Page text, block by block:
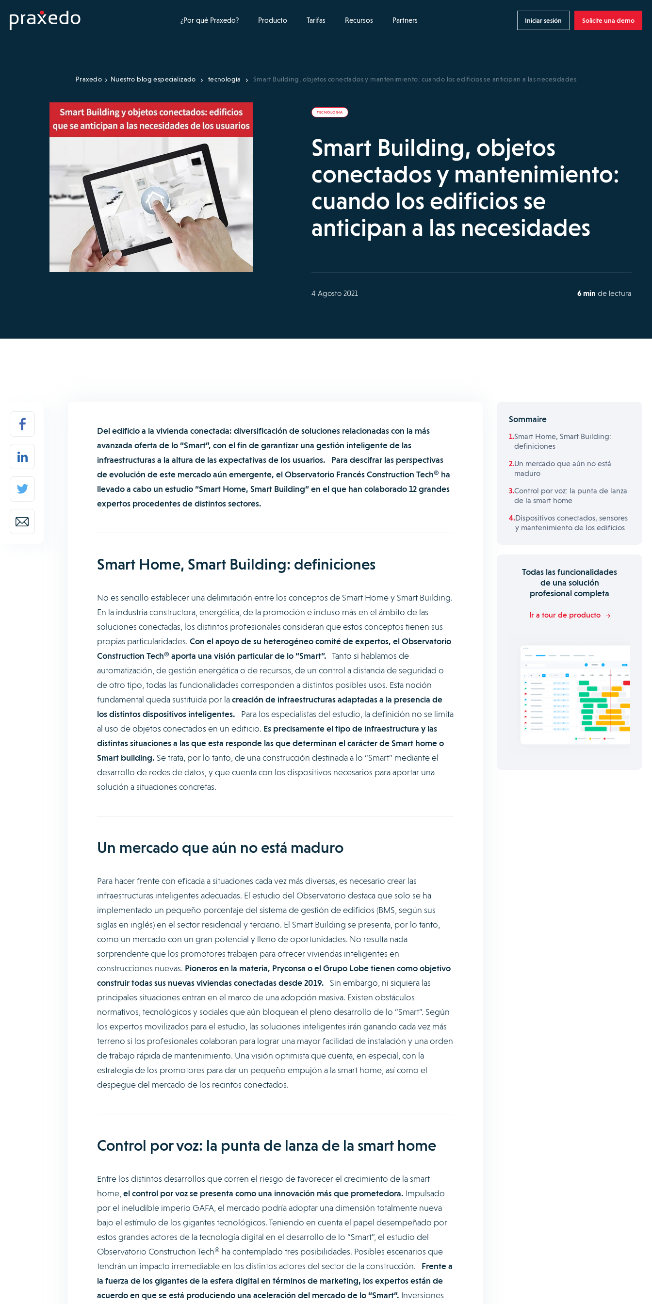
¿Por qué Praxedo? Producto Tarifas Recursos Partners Iniciar sesión Solicite una demo
Praxedo Nuestro blog especializado tecnología Smart Building, objetos conectados y mantenimiento: cuando los edificios se anticipan a las necesidades
TECNOLOGÍA
Smart Building, objetos
conectados y mantenimiento:
cuando los edificios se
anticipan a las necesidades
4 Agosto 2021 6 min de lectura
Del edificio a la vivienda conectada: diversificación de soluciones relacionadas con la más
avanzada oferta de lo “Smart”, con el fin de garantizar una gestión inteligente de las
infraestructuras a la altura de las expectativas de los usuarios. Para descifrar las perspectivas
de evolución de este mercado aún emergente, el Observatorio Francés Construction Tech® ha
llevado a cabo un estudio “Smart Home, Smart Building” en el que han colaborado 12 grandes
expertos procedentes de distintos sectores.
Smart Home, Smart Building: definiciones
No es sencillo establecer una delimitación entre los conceptos de Smart Home y Smart Building.
En la industria constructora, energética, de la promoción e incluso más en el ámbito de las
soluciones conectadas, los distintos profesionales consideran que estos conceptos tienen sus
propias particularidades. Con el apoyo de su heterogéneo comité de expertos, el Observatorio
Construction Tech® aporta una visión particular de lo “Smart”. Tanto si hablamos de
automatización, de gestión energética o de recursos, de un control a distancia de seguridad o
de otro tipo, todas las funcionalidades corresponden a distintos posibles usos. Esta noción
fundamental queda sustituida por lacreación de infraestructuras adaptadas a la presencia de
los distintos dispositivos inteligentes.
Para los especialistas del estudio, la definición no se limita
al uso de objetos conectados en un edificio. Es precisamente el tipo de infraestructura y las
distintas situaciones a las que esta responde las que determinan el carácter de Smart home o
Smart building. Se trata, por lo tanto, de una construcción destinada a lo “Smart” mediante el
desarrollo de redes de datos, y que cuenta con los dispositivos necesarios para aportar una
solución a situaciones concretas.
Un mercado que aún no está maduro
Para hacer frente con eficacia a situaciones cada vez más diversas, es necesario crear las
infraestructuras inteligentes adecuadas. El estudio del Observatorio destaca que solo se ha
implementado un pequeño porcentaje del sistema de gestión de edificios (BMS, según sus
siglas en inglés) en el sector residencial y terciario. El Smart Building se presenta, por lo tanto,
como un mercado con un gran potencial y lleno de oportunidades. No resulta nada
sorprendente que los promotores trabajen para ofrecer viviendas inteligentes en
construcciones nuevas. Pioneros en la materia, Pryconsa o el Grupo Lobe tienen como objetivo
construir todas sus nuevas viviendas conectadas desde 2019. Sin embargo, ni siquiera las
principales situaciones entran en el marco de una adopción masiva. Existen obstáculos
normativos, tecnológicos y sociales que aún bloquean el pleno desarrollo de lo “Smart”. Según
los expertos movilizados para el estudio, las soluciones inteligentes irán ganando cada vez más
terreno si los profesionales colaboran para lograr una mayor facilidad de instalación y una orden
de trabajo rápida de mantenimiento. Una visión optimista que cuenta, en especial, con la
estrategia de los promotores para dar un pequeño empujón a la smart home, así como el
despegue del mercado de los recintos conectados.
Control por voz: la punta de lanza de la smart home
Entre los distintos desarrollos que corren el riesgo de favorecer el crecimiento de la smart
home, el control por voz se presenta como una innovación más que prometedora. Impulsado
por el ineludible imperio GAFA, el mercado podría adoptar una dimensión totalmente nueva
bajo el estímulo de los gigantes tecnológicos. Teniendo en cuenta el papel desempeñado por
estos grandes actores de la tecnología digital en el desarrollo de lo “Smart”, el estudio del
Observatorio Construction Tech® ha contemplado tres posibilidades. Posibles escenarios que
tendrán un impacto irremediable en los distintos actores del sector de la construcción. Frente a
la fuerza de los gigantes de la esfera digital en términos de marketing, los expertos están de
acuerdo en que se está produciendo una aceleración del mercado de lo “Smart”. Inversiones
Sommaire
Smart Home, Smart Building:
definiciones
Un mercado que aún no está
maduro
Control por voz: la punta de lanza
de la smart home
Dispositivos conectados, sensores
y mantenimiento de los edificios
Todas las funcionalidades
de una solución
profesional completa
Ir a tour de producto